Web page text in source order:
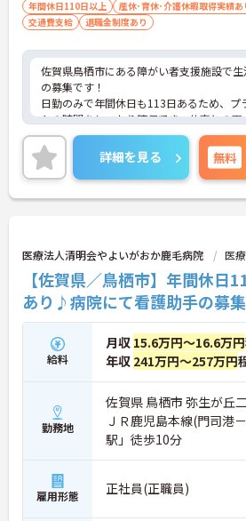
年間休日110日以上 産休･育休･介護休暇取得実績あ
交通費支給
退職金制度あり
佐賀県鳥栖市にある障がい者支援施設で生
の募集です！
日勤のみで年間休日も113日あるため、プ
トの時間をしっかり確保でき、仕事との両
すい職場です◎
また、社会保険完備で退職金制度や介護・
の取得実績もあり、安心して長期で働きや
が整っています！
ご興味ある方は面接ポイントをお伝えし
詳細を見る 無料
医療法人清明会やよいがおか鹿毛病院 医
【佐賀県／鳥栖市】年間休
あり♪病院にて看護助手の募集
給料
月収 15.6万円～16.6万円
年収 241万円～257万円
勤務地
佐賀県 鳥栖市 弥生が丘
ＪＲ鹿児島本線(門司港
駅」徒歩10分
雇用形態 正社員(正職員)